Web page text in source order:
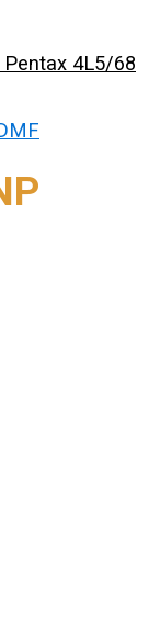
4L5/68